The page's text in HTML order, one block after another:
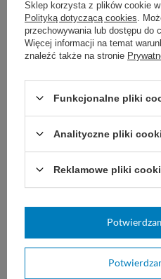
Neodisher Z
Preparat w
neutralizujący i
5 L 20 L
Zobacz także:
Sklep korzysta z plików cookie
Polityką dotyczącą cookies .
przechowywania lub dostępu do
Więcej informacji na temat
znaleźć także na stronie
Funkcjonalne pliki
Analityczne pliki
Reklamowe pliki